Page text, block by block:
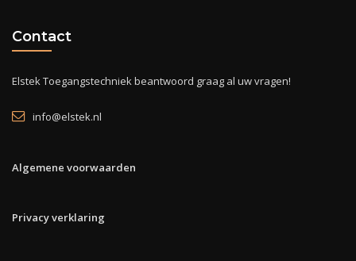
Contact
Elstek Toegangstechniek beantwoord graag al uw vragen!
info@elstek.nl
Algemene voorwaarden
Privacy verklaring